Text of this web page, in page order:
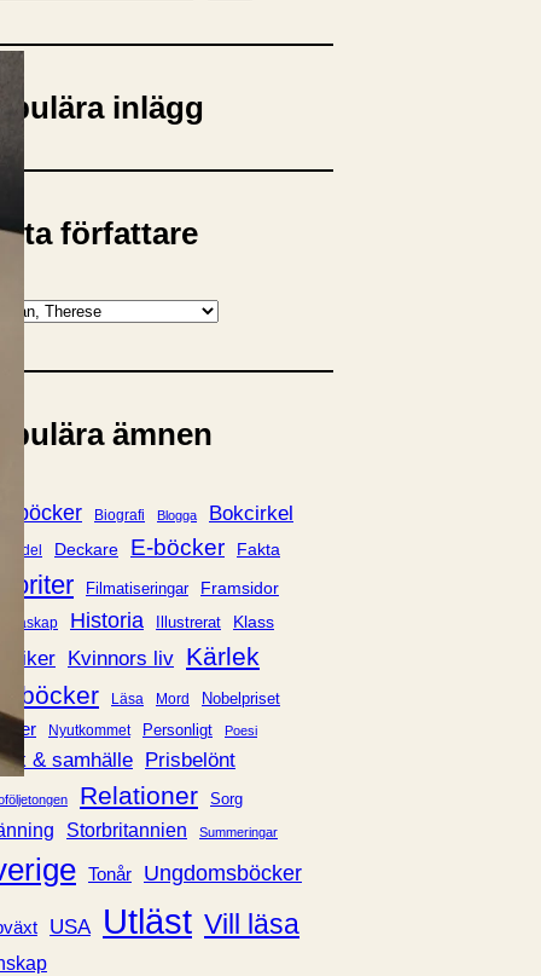
inlägg
författare
ämnen
Biografi Blogga Bokcirkel
Deckare E-böcker Fakta
Filmatiseringar Framsidor
Historia Illustrerat Klass
Kvinnors liv Kärlek
Läsa Mord Nobelpriset
Nyutkommet Personligt Poesi
& samhälle Prisbelönt
Relationer Sorg
Storbritannien Summeringar
Tonår Ungdomsböcker
USA Utläst Vill läsa